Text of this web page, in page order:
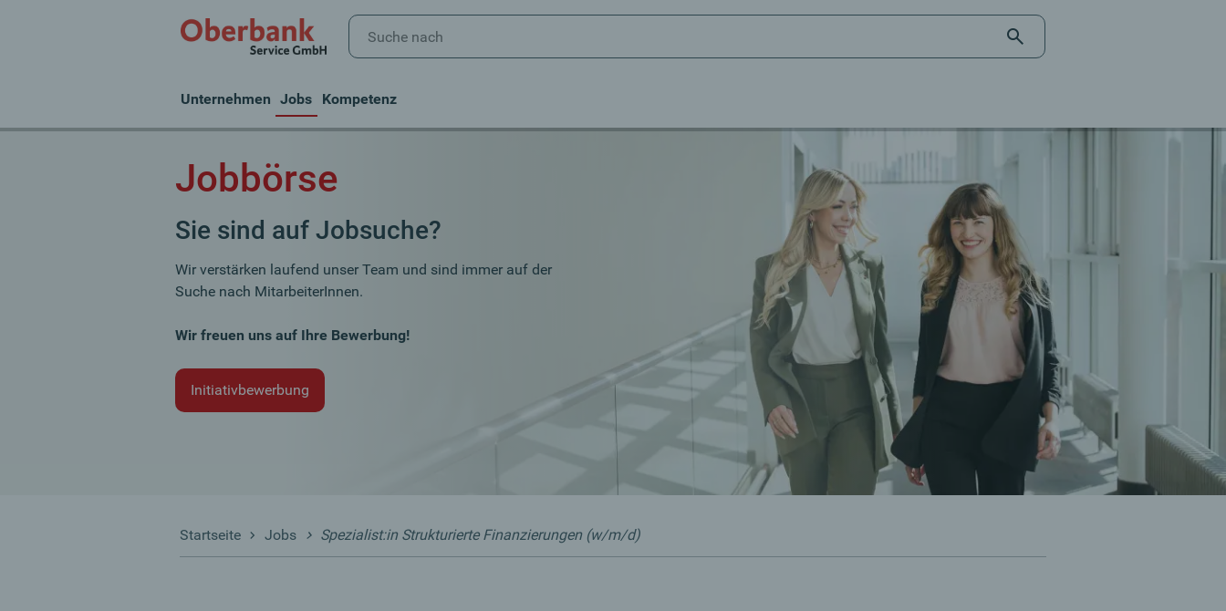
Unternehmen Jobs Kompetenz
Jobbörse
Sie sind auf Jobsuche?
Wir verstärken laufend unser Team und sind immer auf der
Suche nach MitarbeiterInnen.
Wir freuen uns auf Ihre Bewerbung!
Initiativbewerbung
Startseite Jobs Spezialist:in Strukturierte Finanzierungen (w/m/d)